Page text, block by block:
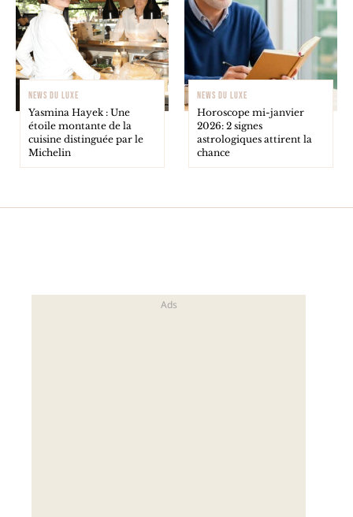
NEWS DU LUXE
Yasmina Hayek : Une
étoile montante de la
cuisine distinguée par le
Michelin
NEWS DU LUXE
Horoscope mi-janvier
2026: 2 signes
astrologiques attirent la
chance